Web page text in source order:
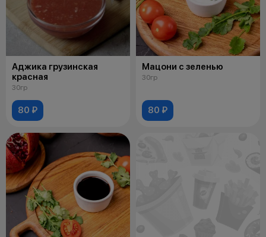
Аджика грузинская
красная
30гр
80 ₽
Мацони с зеленью
30гр
80 ₽